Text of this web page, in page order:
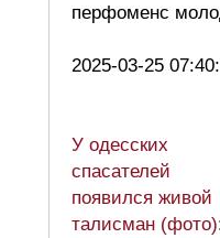
перфоменс
2025-03-25
У одесских
спасателей
появился живой
талисман (фото)